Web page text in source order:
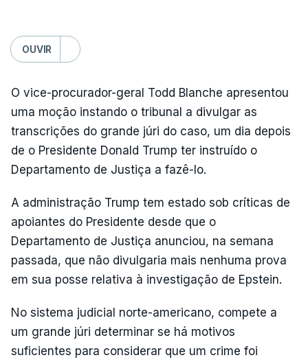
OUVIR
O vice-procurador-geral Todd Blanche apresentou
uma moção instando o tribunal a divulgar as
transcrições do grande júri do caso, um dia depois
de o Presidente Donald Trump ter instruído o
Departamento de Justiça a fazê-lo.
A administração Trump tem estado sob críticas de
apoiantes do Presidente desde que o
Departamento de Justiça anunciou, na semana
passada, que não divulgaria mais nenhuma prova
em sua posse relativa à investigação de Epstein.
No sistema judicial norte-americano, compete a
um grande júri determinar se há motivos
suficientes para considerar que um crime foi